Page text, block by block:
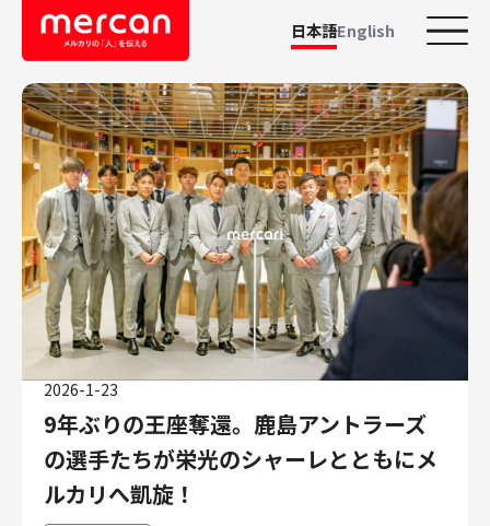
日本語English
カテゴリーから探す
会社・事業
鹿島アントラーズ
Ads
メルカリ
メルペイ
メルコイン
メルカリShops
メルカリR4Dラボ
AI/LLM
職種
エンジニアリング
2026-1-23
9年ぶりの王座奪還。鹿島アントラーズ
の選手たちが栄光のシャーレとともにメ
ルカリへ凱旋！